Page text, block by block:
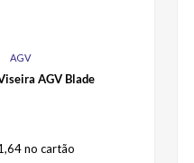
AGV
AGV Blade
,64no cartão